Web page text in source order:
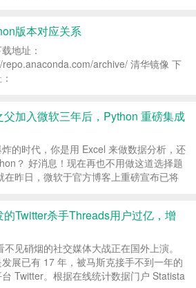
能让 AI 直接控制浏览器，完成各种复
版本对应关系
地址：
repo.anaconda.com/archive/ 清华镜像 下
加入微软三年后，Python 重磅集成
的时代，你是用 Excel 来做数据分析，还
？ 好消息！现在再也不用做这道选择题
在昨日，微软于官方博客上重磅宣布已将
生都可以直接使用 P...
Twitter杀手Threads用户过亿，增
不见硝烟的社交媒体大战正在国外上演。
展已有 17 年，被马斯克接手不到一年的
Twitter。根据在线统计数据门户 Statista